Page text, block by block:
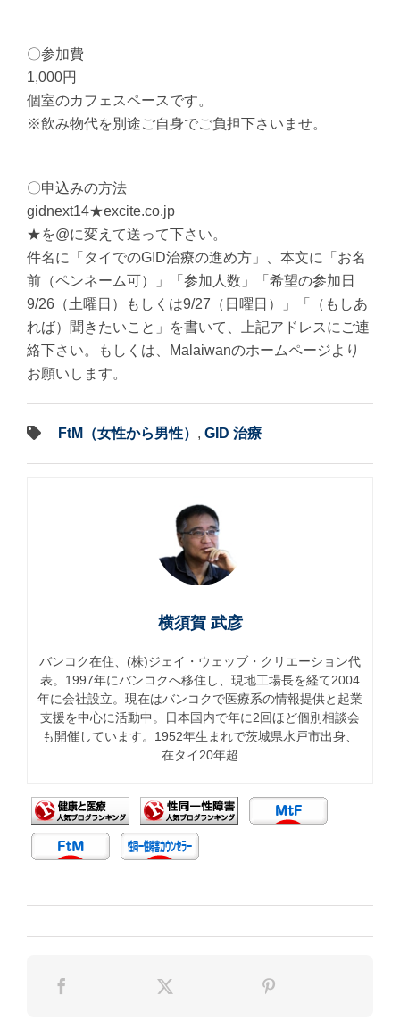
〇参加費
1,000円
個室のカフェスペースです。
※飲み物代を別途ご自身でご負担下さいませ。
〇申込みの方法
gidnext14★excite.co.jp
★を@に変えて送って下さい。
件名に「タイでのGID治療の進め方」、本文に「お名
前（ペンネーム可）」「参加人数」「希望の参加日
9/26（土曜日）もしくは9/27（日曜日）」「（もしあ
れば）聞きたいこと」を書いて、上記アドレスにご連
絡下さい。もしくは、Malaiwanのホームページより
お願いします。
FtM（女性から男性） , GID 治療
横須賀 武彦
バンコク在住、(株)ジェイ・ウェッブ・クリエーション代
表。1997年にバンコクへ移住し、現地工場長を経て2004
年に会社設立。現在はバンコクで医療系の情報提供と起業
支援を中心に活動中。日本国内で年に2回ほど個別相談会
も開催しています。1952年生まれで茨城県水戸市出身、
在タイ20年超